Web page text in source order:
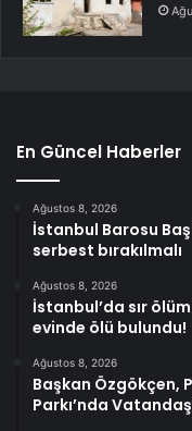
En Güncel Haberler
Ağustos 8, 2026
İstanbul Barosu
serbest bırakılmalı
Ağustos 8, 2026
İstanbul’da sır
evinde ölü bulundu!
Ağustos 8, 2026
Başkan Özgökçen,
Parkı’nda